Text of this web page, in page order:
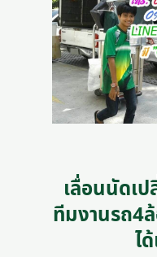
เลื่อนนัดเ
ทีมงานรถ4
ไ